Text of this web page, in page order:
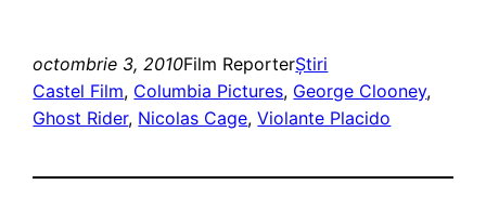
octombrie 3, 2010Film ReporterŞtiri
Castel Film, Columbia Pictures, George Clooney
Ghost Rider, Nicolas Cage, Violante Placido